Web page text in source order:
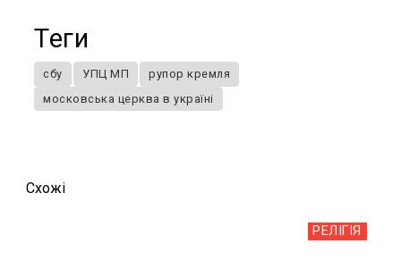
Теги
сбу УПЦ МП
рупор кремля
московська церква в україні
Схожi
РЕЛІГІЯ